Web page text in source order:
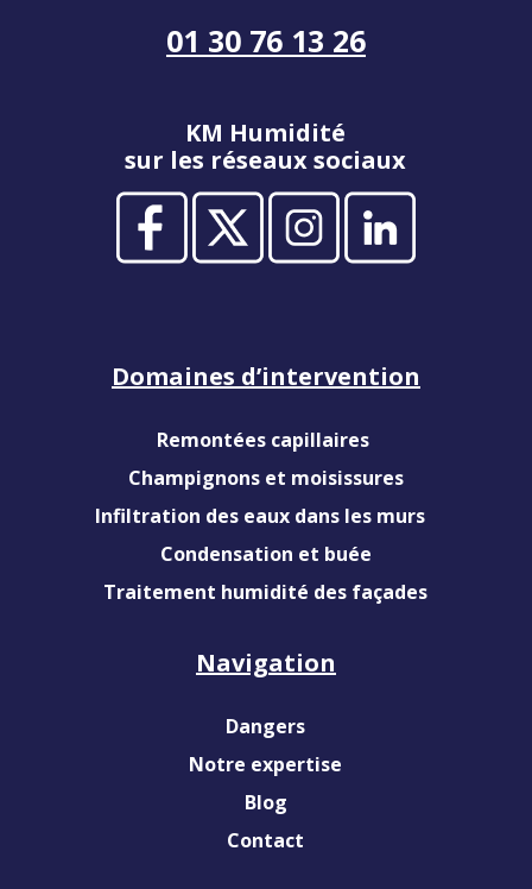
01 30 76 13 26
KM Humidité
sur les réseaux sociaux
Domaines d’intervention
Remontées capillaires
Champignons et moisissures
Infiltration des eaux dans les murs
Condensation et buée
Traitement humidité des façades
Navigation
Dangers
Notre expertise
Blog
Contact